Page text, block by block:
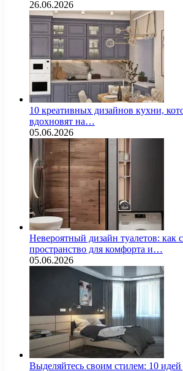
26.06.2026
10 креативных дизайнов кухни,
вдохновят на…
05.06.2026
Невероятный дизайн туалетов: как
пространство для комфорта и…
05.06.2026
Выделяйтесь своим стилем: 10